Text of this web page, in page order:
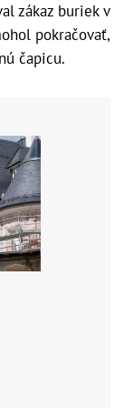
zákaz buriek v
pokračovať,
čapicu.